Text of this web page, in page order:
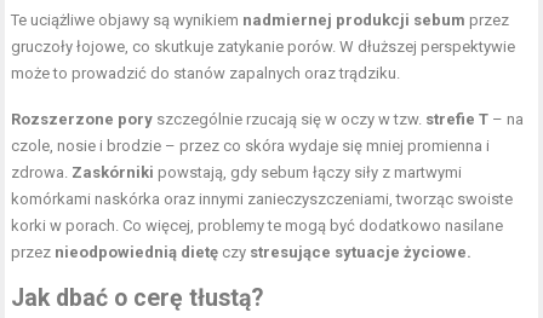
Te uciążliwe objawy są wynikiem nadmiernej produkcji sebum przez
gruczoły łojowe, co skutkuje zatykanie porów. W dłuższej perspektywie
może to prowadzić do stanów zapalnych oraz trądziku.
Rozszerzone pory szczególnie rzucają się w oczy w tzw. strefie T – na
czole, nosie i brodzie – przez co skóra wydaje się mniej promienna i
zdrowa. Zaskórniki powstają, gdy sebum łączy siły z martwymi
komórkami naskórka oraz innymi zanieczyszczeniami, tworząc swoiste
korki w porach. Co więcej, problemy te mogą być dodatkowo nasilane
przez nieodpowiednią dietę czy stresujące sytuacje życiowe.
Jak dbać o cerę tłustą?